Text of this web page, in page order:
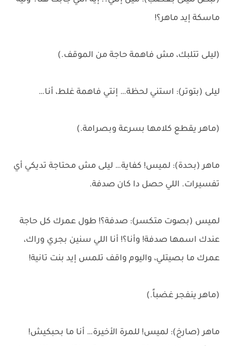
ماسكة إيد ماهر؟!
(ليلى تتلبك، مش فاهمة حاجة من الموقف.)
ليلى (بتوتر): استني لحظة… إنتي فاهمة غلط، أنا…
(ماهر يقطع كلامها بسرعة وبصرامة.)
ماهر (بحدة): لميس! كفاية… ليلى مش محتاجة تديكي أي
تفسيرات. اللي حصل دا كان صدفة.
لميس (بصوت متكسر): صدفة؟! طول عمرك كل حاجة
عندك اسمها صدفة! وأنا؟! أنا اللي سنين بجري وراك،
عمرك ما بصيتلي، واليوم واقف تلمس إيد بنت تانية!
(ماهر ينفجر غضباً.)
ماهر (صارخ): لميس! للمرة الأخيرة… أنا ما بحبكيش!